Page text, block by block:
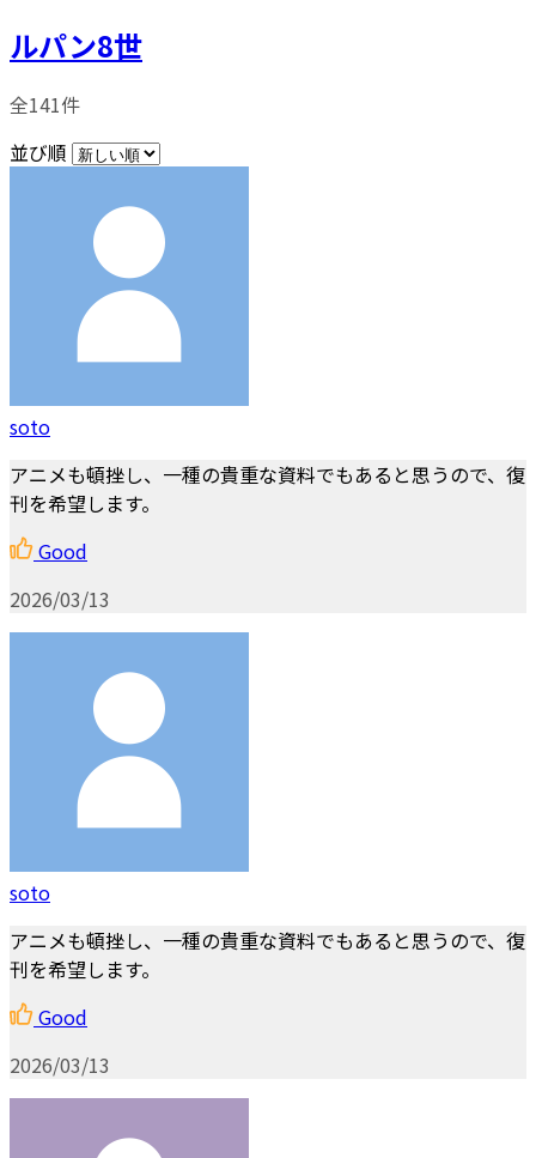
ルパン8世
全141件
並び順
soto
アニメも頓挫し、一種の貴重な資料でもあると思うので、復
刊を希望します。
Good
2026/03/13
soto
アニメも頓挫し、一種の貴重な資料でもあると思うので、復
刊を希望します。
Good
2026/03/13